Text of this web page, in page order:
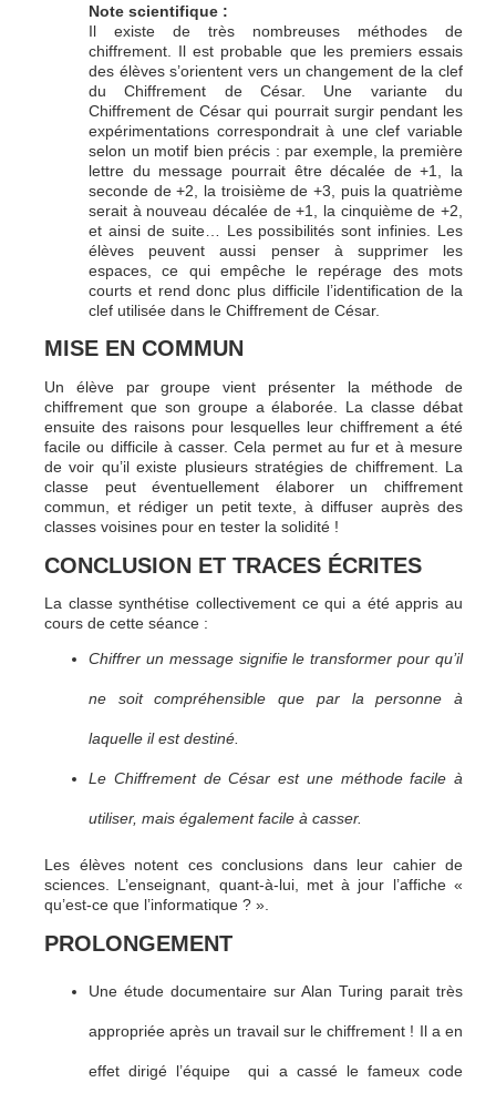
Note scientifique :
Il existe de très nombreuses méthodes de
chiffrement. Il est probable que les premiers essais
des élèves s’orientent vers un changement de la clef
du Chiffrement de César. Une variante du
Chiffrement de César qui pourrait surgir pendant les
expérimentations correspondrait à une clef variable
selon un motif bien précis : par exemple, la première
lettre du message pourrait être décalée de +1, la
seconde de +2, la troisième de +3, puis la quatrième
serait à nouveau décalée de +1, la cinquième de +2,
et ainsi de suite… Les possibilités sont infinies. Les
élèves peuvent aussi penser à supprimer les
espaces, ce qui empêche le repérage des mots
courts et rend donc plus difficile l’identification de la
clef utilisée dans le Chiffrement de César.
MISE EN COMMUN
Un élève par groupe vient présenter la méthode de
chiffrement que son groupe a élaborée. La classe débat
ensuite des raisons pour lesquelles leur chiffrement a été
facile ou difficile à casser. Cela permet au fur et à mesure
de voir qu’il existe plusieurs stratégies de chiffrement. La
classe peut éventuellement élaborer un chiffrement
commun, et rédiger un petit texte, à diffuser auprès des
classes voisines pour en tester la solidité !
CONCLUSION ET TRACES ÉCRITES
La classe synthétise collectivement ce qui a été appris au
cours de cette séance :
Chiffrer un message signifie le transformer pour qu’il
ne soit compréhensible que par la personne à
laquelle il est destiné.
Le Chiffrement de César est une méthode facile à
utiliser, mais également facile à casser.
Les élèves notent ces conclusions dans leur cahier de
sciences. L’enseignant, quant-à-lui, met à jour l’affiche «
qu’est-ce que l’informatique ? ».
PROLONGEMENT
Une étude documentaire sur Alan Turing parait très
appropriée après un travail sur le chiffrement ! Il a en
effet dirigé l’équipe qui a cassé le fameux code